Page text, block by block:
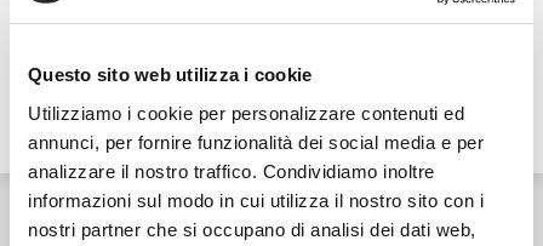
Questo sito web utilizza i cookie
Utilizziamo i cookie per personalizzare contenuti ed
annunci, per fornire funzionalità dei social media e per
analizzare il nostro traffico. Condividiamo inoltre
informazioni sul modo in cui utilizza il nostro sito con i
nostri partner che si occupano di analisi dei dati web,
Al Tour du Limousin la prima
gioia tra i professionisti di
16 Agosto 2023